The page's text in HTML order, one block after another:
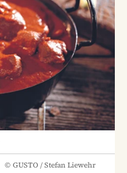
© GUSTO / Stefan Liewehr